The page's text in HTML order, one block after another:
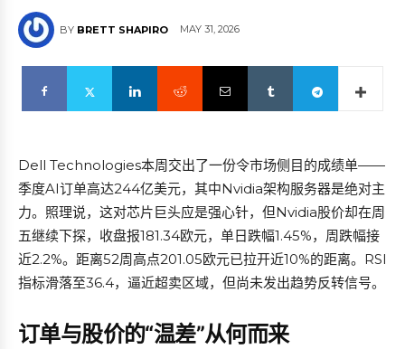
BY BRETT SHAPIRO MAY 31, 2026
Dell Technologies本周交出了一份令市场侧目的成绩单——
季度AI订单高达244亿美元，其中Nvidia架构服务器是绝对主
力。照理说，这对芯片巨头应是强心针，但Nvidia股价却在周
五继续下探，收盘报181.34欧元，单日跌幅1.45%，周跌幅接
近2.2%。距离52周高点201.05欧元已拉开近10%的距离。RSI
指标滑落至36.4，逼近超卖区域，但尚未发出趋势反转信号。
订单与股价的“温差”从何而来